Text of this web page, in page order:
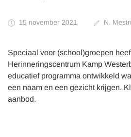
15 november 2021 N.
Speciaal voor (school)groepen
Herinneringscentrum Kamp
educatief programma ontwikkeld
een naam en een gezicht krijgen.
aanbod.